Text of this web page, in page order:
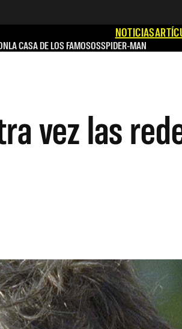
NOTICIAS
LA CASA DE LOS FAMOSOSSPIDER-MAN
vez las